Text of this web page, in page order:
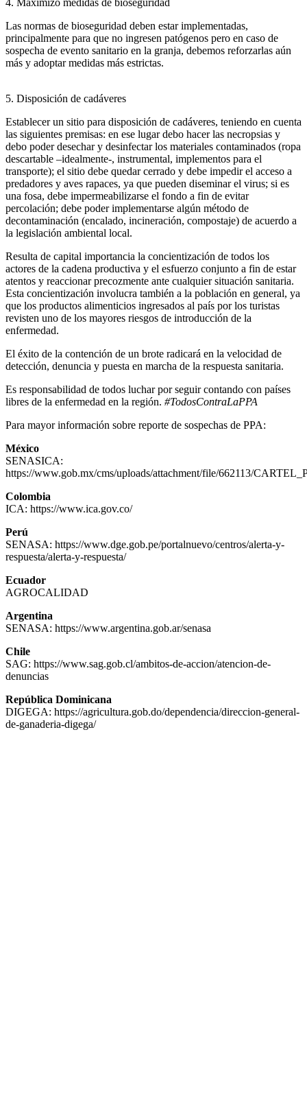
Las normas de bioseguridad deben estar implementadas,
principalmente para que no ingresen patógenos pero en caso de
sospecha de evento sanitario en la granja, debemos reforzarlas aún
más y adoptar medidas más estrictas.
5. Disposición de cadáveres
Establecer un sitio para disposición de cadáveres, teniendo en cuenta
las siguientes premisas: en ese lugar debo hacer las necropsias y
debo poder desechar y desinfectar los materiales contaminados (ropa
descartable –idealmente-, instrumental, implementos para el
transporte); el sitio debe quedar cerrado y debe impedir el acceso a
predadores y aves rapaces, ya que pueden diseminar el virus; si es
una fosa, debe impermeabilizarse el fondo a fin de evitar
percolación; debe poder implementarse algún método de
decontaminación (encalado, incineración, compostaje) de acuerdo a
la legislación ambiental local.
Resulta de capital importancia la concientización de todos los
actores de la cadena productiva y el esfuerzo conjunto a fin de estar
atentos y reaccionar precozmente ante cualquier situación sanitaria.
Esta concientización involucra también a la población en general, ya
que los productos alimenticios ingresados al país por los turistas
revisten uno de los mayores riesgos de introducción de la
enfermedad.
El éxito de la contención de un brote radicará en la velocidad de
detección, denuncia y puesta en marcha de la respuesta sanitaria.
Es responsabilidad de todos luchar por seguir contando con países
libres de la enfermedad en la región. #TodosContraLaPPA
Para mayor información sobre reporte de sospechas de PPA:
México
SENASICA:
https://www.gob.mx/cms/uploads/attachment/file/662113/
Colombia
ICA: https://www.ica.gov.co/
Perú
SENASA: https://www.dge.gob.pe/portalnuevo/centros/alerta-y-
respuesta/alerta-y-respuesta/
Ecuador
AGROCALIDAD
Argentina
SENASA: https://www.argentina.gob.ar/senasa
Chile
SAG: https://www.sag.gob.cl/ambitos-de-accion/atencion-de-
denuncias
República Dominicana
DIGEGA: https://agricultura.gob.do/dependencia/direccion-general-
de-ganaderia-digega/